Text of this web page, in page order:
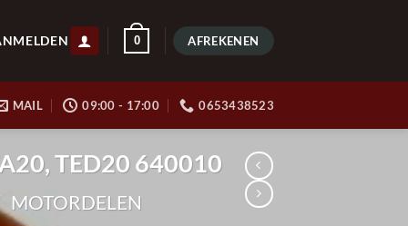
0 AFREKENEN
MAIL 09:00 - 17:00 0653438523
TED20 640010
MOTORDELEN